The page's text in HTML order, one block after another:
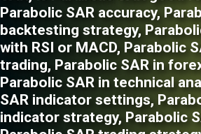
Parabolic SAR accuracy,
backtesting strategy,
with RSI or MACD, Parabolic
trading, Parabolic SAR in
Parabolic SAR in technical
SAR indicator settings,
indicator strategy, Parabolic